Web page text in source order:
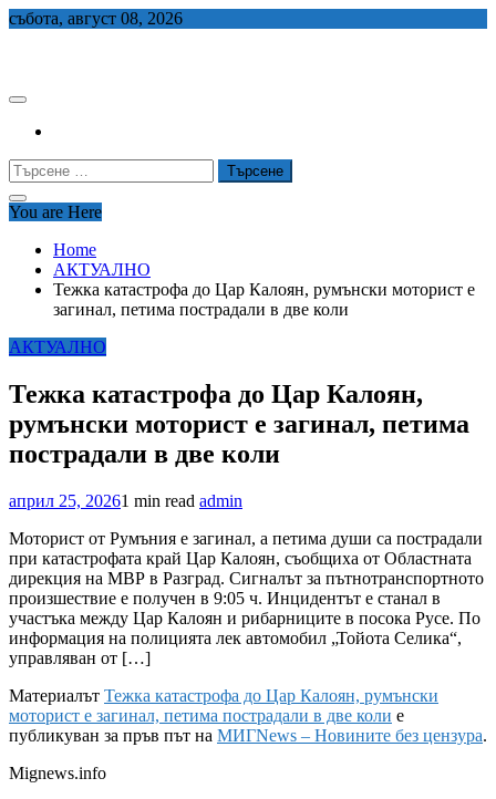
Skip
събота, август 08, 2026
Търсене
за:
You are Here
Home
АКТУАЛНО
Тежка катастрофа до Цар Калоян, румънски моторист е
загинал, петима пострадали в две коли
АКТУАЛНО
Тежка катастрофа до Цар Калоян,
румънски моторист е загинал, петима
пострадали в две коли
април 25, 20261 min read admin
Моторист от Румъния е загинал, а петима души са пострадали
при катастрофата край Цар Калоян, съобщиха от Областната
дирекция на МВР в Разград. Сигналът за пътнотранспортното
произшествие е получен в 9:05 ч. Инцидентът е станал в
участъка между Цар Калоян и рибарниците в посока Русе. По
информация на полицията лек автомобил „Тойота Селика“,
управляван от […]
Материалът Тежка катастрофа до Цар Калоян, румънски
моторист е загинал, петима пострадали в две коли е
публикуван за пръв път на МИГNews – Новините без цензура.
Mignews.info